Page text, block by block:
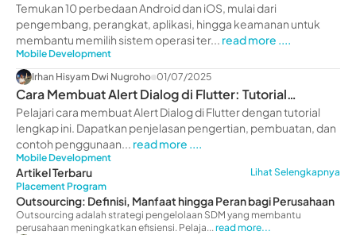
Temukan 10 perbedaan Android dan iOS, mulai dari
pengembang, perangkat, aplikasi, hingga keamanan untuk
membantu memilih sistem operasi ter... read more ....
Mobile Development
Irhan Hisyam Dwi Nugroho 01/07/2025
Cara Membuat Alert Dialog di Flutter: Tutorial
Lengkap
Pelajari cara membuat Alert Dialog di Flutter dengan tutorial
lengkap ini. Dapatkan penjelasan pengertian, pembuatan, dan
contoh penggunaan... read more ....
Mobile Development
Artikel Terbaru
Lihat Selengkapnya
Placement Program
Outsourcing: Definisi, Manfaat hingga Peran bagi Perusahaan
Outsourcing adalah strategi pengelolaan SDM yang membantu
perusahaan meningkatkan efisiensi. Pelaja...read more...